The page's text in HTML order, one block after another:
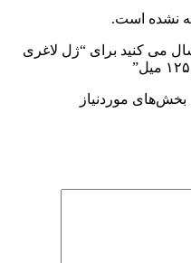
نشده است.
می کنید برای “ژل لاغری
بخش‌های موردنیاز